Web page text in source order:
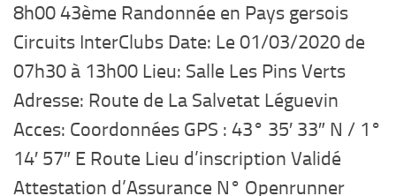
8h00 43ème Randonnée en Pays gersois
Circuits InterClubs Date: Le 01/03/2020 de
07h30 à 13h00 Lieu: Salle Les Pins Verts
Adresse: Route de La Salvetat Léguevin
Acces: Coordonnées GPS : 43° 35′ 33″ N / 1°
14′ 57″ E Route Lieu d’inscription Validé
Attestation d’Assurance N° Openrunner